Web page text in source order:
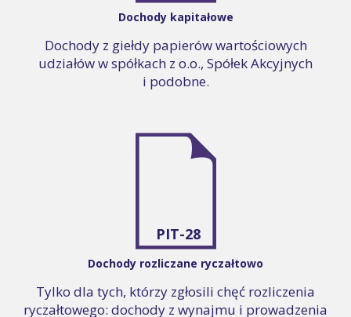
Dochody kapitałowe
Dochody z giełdy papierów wartościowych
udziałów w spółkach z o.o., Spółek Akcyjnych
i podobne.
PIT-28
Dochody rozliczane ryczałtowo
Tylko dla tych, którzy zgłosili chęć rozliczenia
ryczałtowego: dochody z wynajmu i prowadzenia